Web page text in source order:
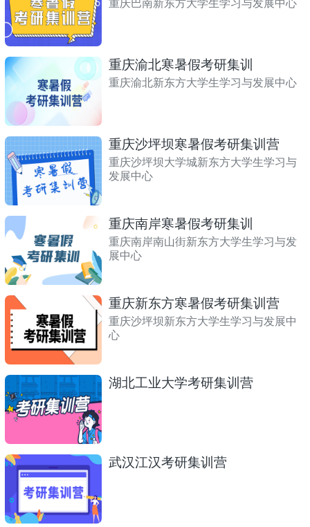
重庆巴南新东方大学生学习与发展中心
重庆渝北寒暑假考研集训
重庆渝北新东方大学生学习与发展中心
重庆沙坪坝寒暑假考研集训营
重庆沙坪坝大学城新东方大学生学习与
发展中心
重庆南岸寒暑假考研集训
重庆南岸南山街新东方大学生学习与发
展中心
重庆新东方寒暑假考研集训营
重庆沙坪坝新东方大学生学习与发展中
心
湖北工业大学考研集训营
武汉江汉考研集训营